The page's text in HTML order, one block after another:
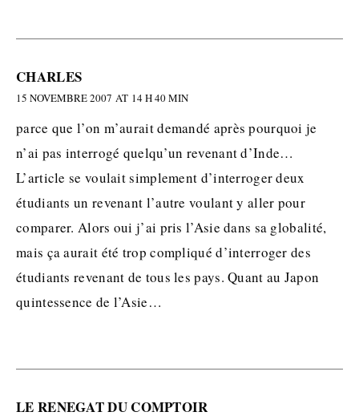
CHARLES
15 NOVEMBRE 2007 AT 14 H 40 MIN
parce que l’on m’aurait demandé après pourquoi je
n’ai pas interrogé quelqu’un revenant d’Inde…
L’article se voulait simplement d’interroger deux
étudiants un revenant l’autre voulant y aller pour
comparer. Alors oui j’ai pris l’Asie dans sa globalité,
mais ça aurait été trop compliqué d’interroger des
étudiants revenant de tous les pays. Quant au Japon
quintessence de l’Asie…
LE RENEGAT DU COMPTOIR